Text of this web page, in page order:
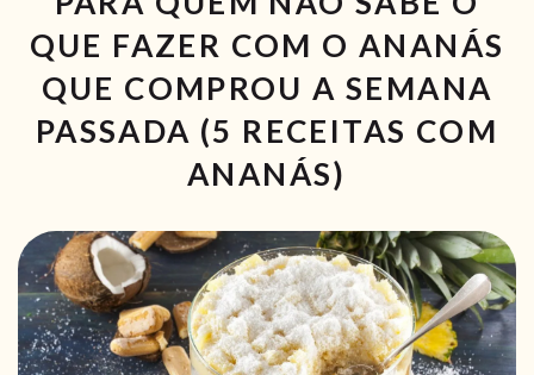
QUE FAZER COM O ANANÁS
QUE COMPROU A SEMANA
PASSADA (5 RECEITAS COM
ANANÁS)